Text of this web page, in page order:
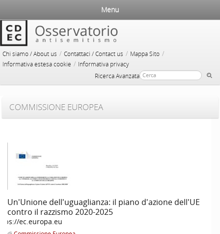
Chi siamo / About us / Contattaci / Contact us / Mappa Sito /
Informativa estesa cookie / Informativa privacy
Ricerca Avanzata
Menu
COMMISSIONE EUROPEA
Un'Unione dell'uguaglianza: il piano d'azione dell'UE
contro il razzismo 2020-2025
ec.europa.eu